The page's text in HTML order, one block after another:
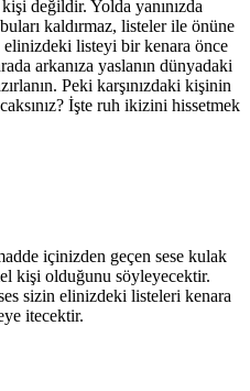
değildir. Yolda yanınızda
kaldırmaz, listeler ile önüne
elinizdeki listeyi bir kenara önce
arkanıza yaslanın dünyadaki
Peki karşınızdaki kişinin
İşte ruh ikizini hissetmek
içinizden geçen sese kulak
kişi olduğunu söyleyecektir.
sizin elinizdeki listeleri kenara
itecektir.